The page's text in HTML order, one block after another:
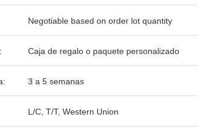
Negotiable based on order lot quantity
Caja de regalo o paquete personalizado
3 a 5 semanas
L/C, T/T, Western Union